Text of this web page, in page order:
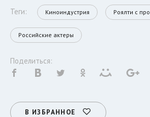
Теги: Киноиндустрия Роялти с
Российские актеры
Поделиться:
В ИЗБРАННОЕ